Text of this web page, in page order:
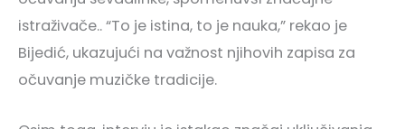
istraživače.. “To je istina, to je nauka,” rekao je
Bijedić, ukazujući na važnost njihovih zapisa za
očuvanje muzičke tradicije.